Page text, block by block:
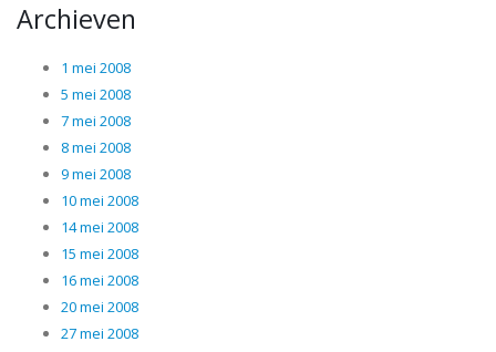
Archieven
1 mei 2008
5 mei 2008
7 mei 2008
8 mei 2008
9 mei 2008
10 mei 2008
14 mei 2008
15 mei 2008
16 mei 2008
20 mei 2008
27 mei 2008